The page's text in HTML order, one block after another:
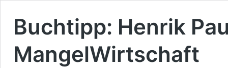
Buchtipp: Henrik
MangelWirtschaft